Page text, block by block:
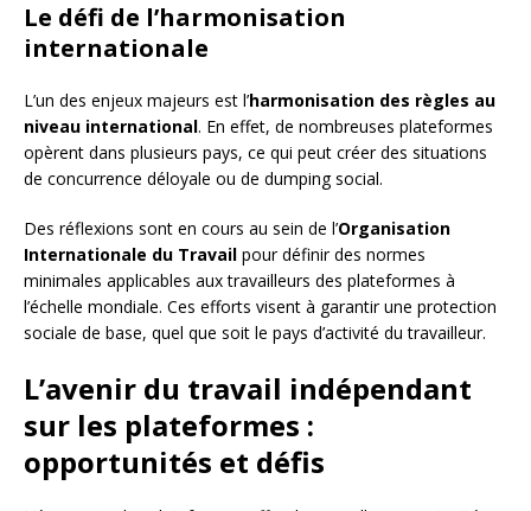
Le défi de l’harmonisation
internationale
L’un des enjeux majeurs est l’harmonisation des règles au
niveau international. En effet, de nombreuses plateformes
opèrent dans plusieurs pays, ce qui peut créer des situations
de concurrence déloyale ou de dumping social.
Des réflexions sont en cours au sein de l’Organisation
Internationale du Travail pour définir des normes
minimales applicables aux travailleurs des plateformes à
l’échelle mondiale. Ces efforts visent à garantir une protection
sociale de base, quel que soit le pays d’activité du travailleur.
L’avenir du travail indépendant
sur les plateformes :
opportunités et défis